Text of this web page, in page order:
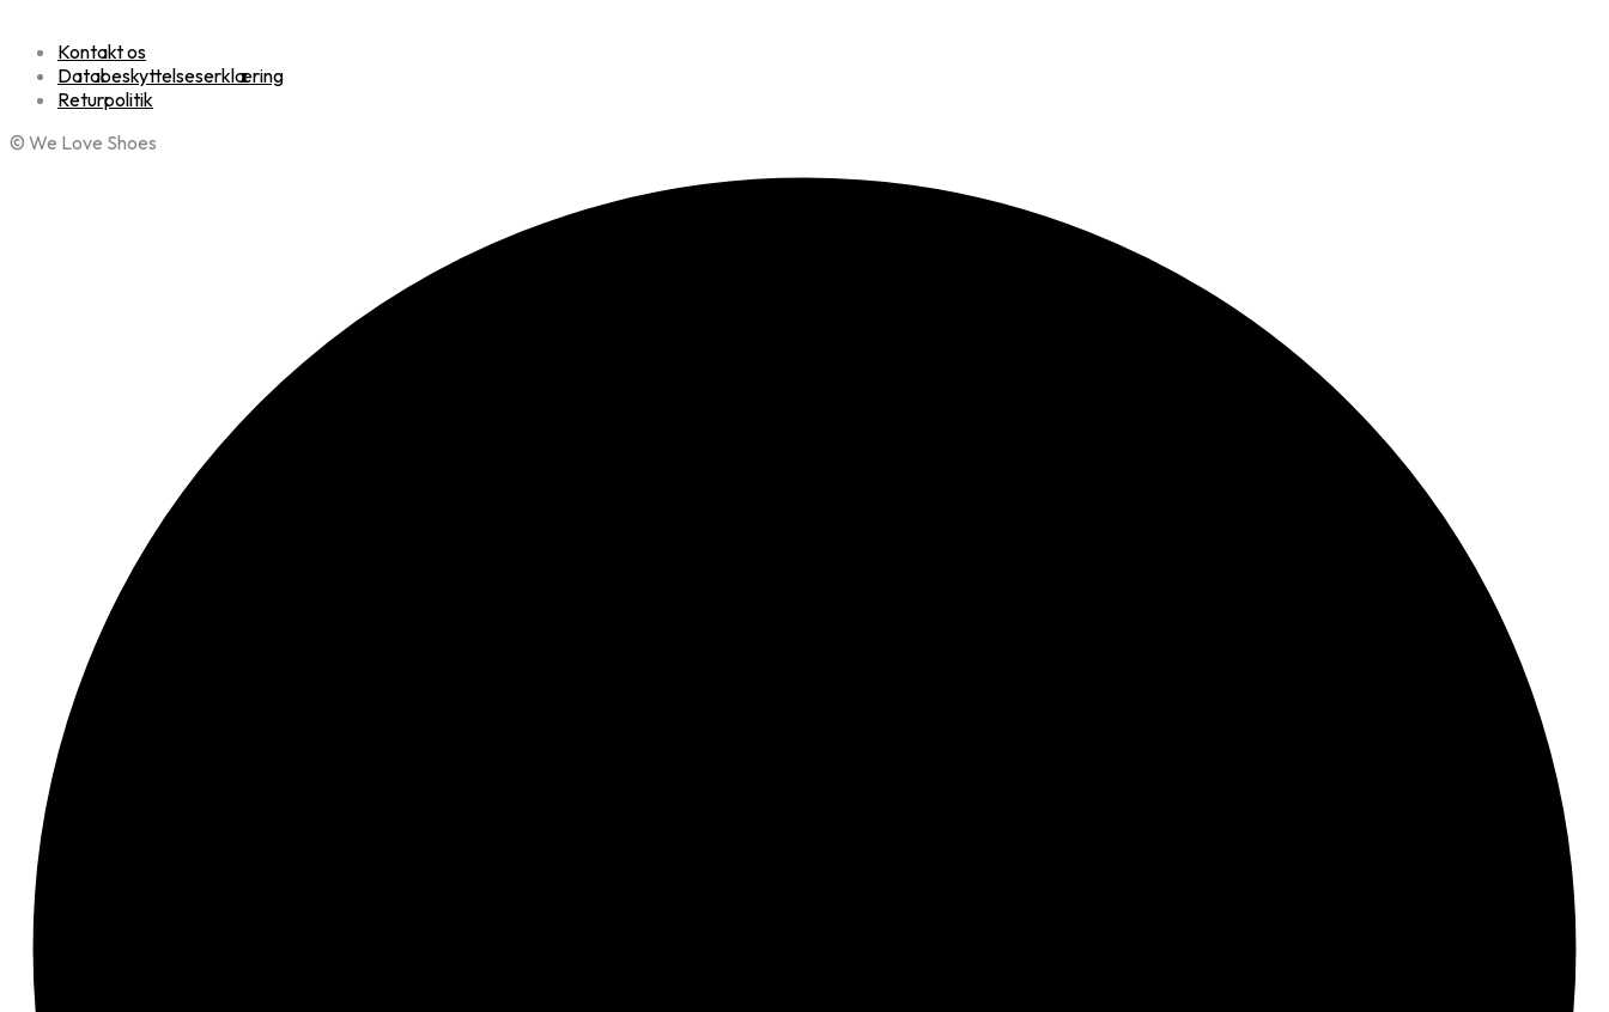
Kontakt os
Databeskyttelseserklæring
Returpolitik
© We Love Shoes